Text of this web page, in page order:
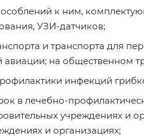
к ним,
УЗИ-датчиков;
и транспорта для
на общественном
инфекций
в лечебно-
учреждениях и
и организациях;